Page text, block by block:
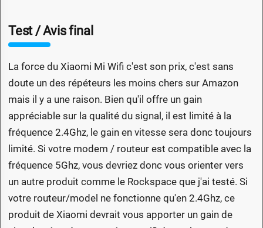
Test / Avis final
La force du Xiaomi Mi Wifi c'est son prix, c'est sans
doute un des répéteurs les moins chers sur Amazon
mais il y a une raison. Bien qu'il offre un gain
appréciable sur la qualité du signal, il est limité à la
fréquence 2.4Ghz, le gain en vitesse sera donc toujours
limité. Si votre modem / routeur est compatible avec la
fréquence 5Ghz, vous devriez donc vous orienter vers
un autre produit comme le Rockspace que j'ai testé. Si
votre routeur/model ne fonctionne qu'en 2.4Ghz, ce
produit de Xiaomi devrait vous apporter un gain de